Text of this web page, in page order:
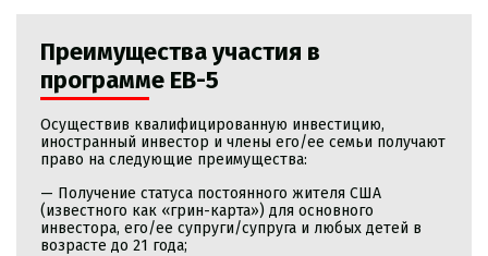
Преимущества участия в
программе EB-5
Осуществив квалифицированную инвестицию,
иностранный инвестор и члены его/ее семьи получают
право на следующие преимущества:
— Получение статуса постоянного жителя США
(известного как «грин-карта») для основного
инвестора, его/ее супруги/супруга и любых детей в
возрасте до 21 года;